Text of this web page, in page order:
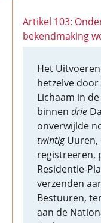
Artikel 103:
bekendmaking
Het
hetzelve
Lichaam in
binnen drie
onverwijlde
twintigUuren,
registreeren,
Residentie-
verzenden
Bestuuren,
aan de